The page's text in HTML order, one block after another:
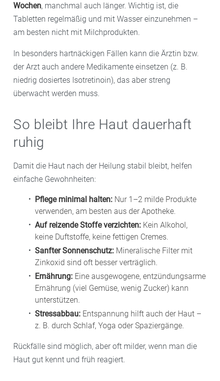
Wochen, manchmal auch länger. Wichtig ist, die
Tabletten regelmäßig und mit Wasser einzunehmen –
am besten nicht mit Milchprodukten.
In besonders hartnäckigen Fällen kann die Ärztin bzw.
der Arzt auch andere Medikamente einsetzen (z. B.
niedrig dosiertes Isotretinoin), das aber streng
überwacht werden muss.
So bleibt Ihre Haut dauerhaft
ruhig
Damit die Haut nach der Heilung stabil bleibt, helfen
einfache Gewohnheiten:
Pflege minimal halten: Nur 1–2 milde Produkte
verwenden, am besten aus der Apotheke.
Auf reizende Stoffe verzichten: Kein Alkohol,
keine Duftstoffe, keine fettigen Cremes.
Sanfter Sonnenschutz: Mineralische Filter mit
Zinkoxid sind oft besser verträglich.
Ernährung: Eine ausgewogene, entzündungsarme
Ernährung (viel Gemüse, wenig Zucker) kann
unterstützen.
Stressabbau: Entspannung hilft auch der Haut –
z. B. durch Schlaf, Yoga oder Spaziergänge.
Rückfälle sind möglich, aber oft milder, wenn man die
Haut gut kennt und früh reagiert.